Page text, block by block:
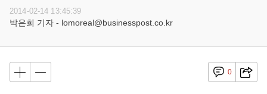
2014-02-14 13:45:39
박은희 기자 - lomoreal@businesspost.co.kr
0